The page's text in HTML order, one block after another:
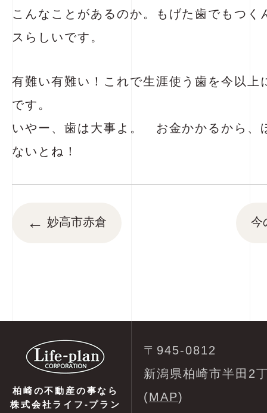
こんなことがあるのか。もげた歯でもつ
スらしいです。
有難い有難い！これで生涯使う歯を今以上
です。
いやー、歯は大事よ。 お金かかるから、
ないとね！
← 妙高市赤倉 今
柏崎の不動産の事なら
株式会社ライフ-プラン
〒945-0812
新潟県柏崎市半田2
(MAP)